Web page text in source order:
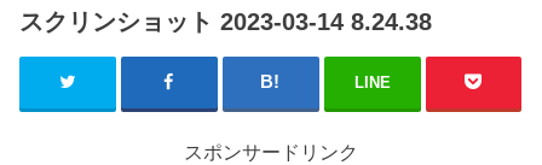
スクリンショット 2023-03-14 8.24.38
LINE
スポンサードリンク